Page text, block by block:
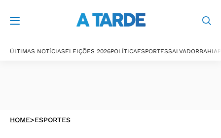
ÚLTIMAS NOTÍCIASELEIÇÕES 2026POLÍTICAESPORTESSALVADORBAHIA
HOME>ESPORTES